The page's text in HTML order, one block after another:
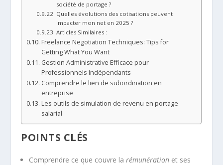
société de portage ?
Quelles évolutions des cotisations peuvent
impacter mon net en 2025 ?
Articles Similaires :
Freelance Negotiation Techniques: Tips for
Getting What You Want
Gestion Administrative Efficace pour
Professionnels Indépendants
Comprendre le lien de subordination en
entreprise
Les outils de simulation de revenu en portage
salarial
POINTS CLÉS
Comprendre ce que couvre larémunération et ses